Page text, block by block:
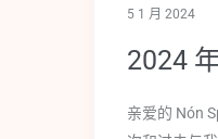
5 1 月 2024
2024
亲爱的 Nón